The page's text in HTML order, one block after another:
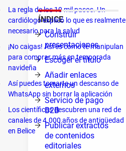
ÍNDICE
Construir
presentaciones
Escoger el título
Añadir enlaces
externos
Servicio de pago
B2B
Publicar extractos
de contenidos
editoriales
etc.)
son
La regla de los 10 mil pasos. Un
cardiólogo explicó lo que es realmente
necesario para la salud
¡No caigas! Así es como te manipulan
para comprar más en temporada
navideña
Así puedes tomarte un descanso de
WhatsApp sin borrar la aplicación
Los científicos descubren una red de
canales de 4.000 años de antigüedad
en Belice